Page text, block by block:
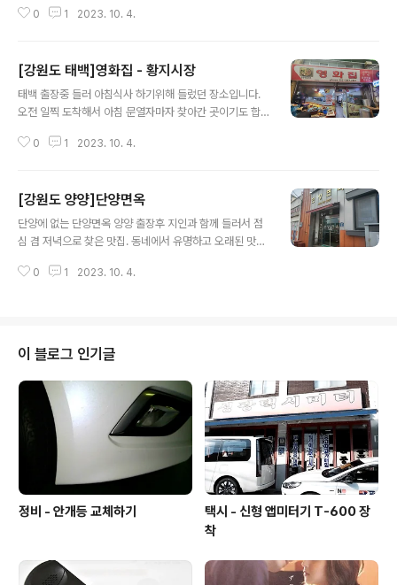
차장도 크고 가게도 다양해서 원하는 곳에서 식사를 하시
요. ㅁ 맛 4 ㅁ 친 절 4 ㅁ 청 결 3 매우만족 5, 만족 4, 보통
3, 미흡 2, 매우미흡 1 ( 지극히 개인적인 사견입니다. 참고
만 하시기 바랍니다. ) 2022-10-23
0 1 2023. 10. 4.
[강원도 태백]영화집 - 황지시장
태백 출장중 들러 아침식사 하기위해 들렀던 장소입니다.
오전 일찍 도착해서 아침 문열자마자 찾아간 곳이기도 합
성을 살린 맛입니다. 정갈한 반찬과 다정하신 사장님내외
족 4, 보통 3, 미흡 2, 매우미흡 1 ( 지극히 개인적인 사견
입니다. 참고만 하시기 바랍니다. ) 2023-07-06
0 1 2023. 10. 4.
[강원도 양양]단양면옥
단양에 없는 단양면옥 양양 출장후 지인과 함께 들러서 점
심 겸 저녁으로 찾은 맛집. 동네에서 유명하고 오래된 맛집
용하시라 부탁드립니다. 숙성된 가자미회에 비빔막국수 거
다. 참고만 하시기 바랍니다. ) 2023-07-06
0 1 2023. 10. 4.
이 블로그 인기글
정비 - 안개등 교체하기
택시 - 신형 앱미터기 T-600 장
착